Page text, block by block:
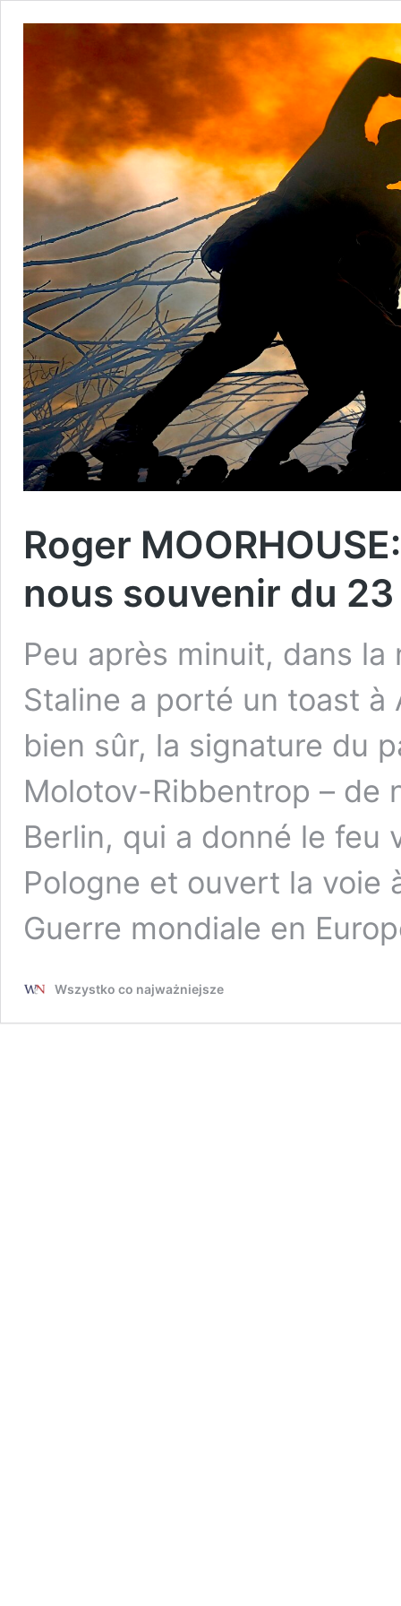
Roger
nous souvenir du
Peu après minuit, dans
Staline a porté un toast à
bien sûr, la signature du
Molotov-Ribbentrop – de
Berlin, qui a donné le feu
Pologne et ouvert la voie
Guerre mondiale en
Wszystko co najważniejsze